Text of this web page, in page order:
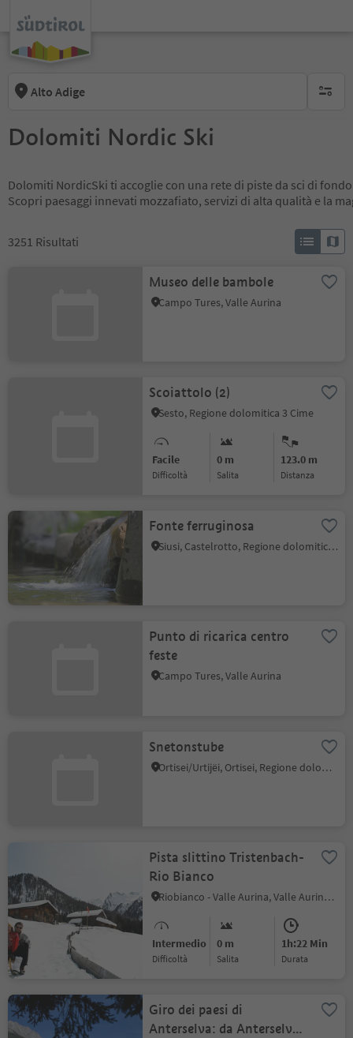
Alto Adige
Dolomiti Nordic Ski
Dolomiti NordicSki ti accoglie con una rete di piste da sci di
Scopri paesaggi innevati mozzafiato, servizi di alta qualità e la
3251 Risultati
Museo delle bambole
Campo Tures, Valle Aurina
Scoiattolo (2)
Sesto, Regione dolomitica 3 Cime
Facile
Difficoltà
0 m
Salita
123.0 m
distanza
Fonte ferruginosa
Siusi, Castelrotto, Regione dolomitica Alpe di Siusi
Punto di ricarica centro
feste
Campo Tures, Valle Aurina
Snetonstube
Ortisei/Urtijëi, Ortisei, Regione dolomitica Val Gardena
Pista slittino Tristenbach-
Rio Bianco
Riobianco - Valle Aurina, Valle Aurina, Valle Aurina
Intermedio
Difficoltà
0 m
Salita
1h:22 Min
durata
Giro dei paesi di
Anterselva: da Anterselva